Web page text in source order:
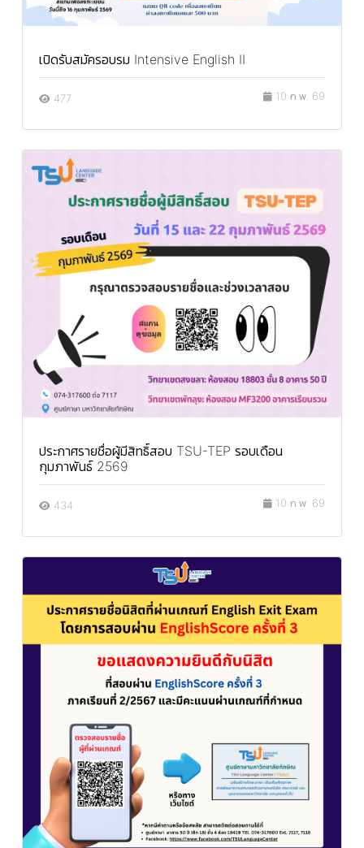
เปิดรับสมัครอบรม Intensive English II
477 10 ก.พ. 69
ประกาศรายชื่อผู้มีสิทธิ์สอบ TSU-TEP รอบเดือน
กุมภาพันธ์ 2569
434 10 ก.พ. 69